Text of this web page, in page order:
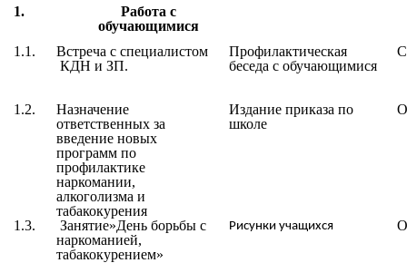
1.
Работа с
обучающимися
1.1.
Встреча с специалистом
КДН и ЗП.
Профилактическая
беседа с обучающимися
1.2.
Назначение
ответственных за
введение новых
программ по
профилактике
наркомании,
алкоголизма и
табакокурения
Издание приказа по
школе
1.3.
Занятие»День борьбы с
наркоманией,
табакокурением»
Рисунки учащихся